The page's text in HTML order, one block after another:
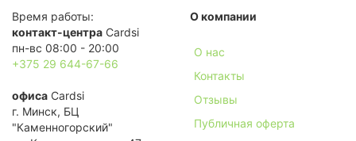
Время работы:
контакт-центра Cardsi
пн-вс 08:00 - 20:00
+375 29 644-67-66
офиса Cardsi
г. Минск, БЦ
"Каменногорский"
О компании
О нас
Контакты
Отзывы
Публичная оферта